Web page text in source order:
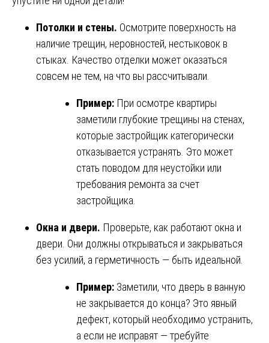
Потолки и стены. Осмотрите поверхность на
наличие трещин, неровностей, нестыковок в
стыках. Качество отделки может оказаться
совсем не тем, на что вы рассчитывали.
Пример: При осмотре квартиры
заметили глубокие трещины на стенах,
которые застройщик категорически
отказывается устранять. Это может
стать поводом для неустойки или
требования ремонта за счет
застройщика.
Окна и двери. Проверьте, как работают окна и
двери. Они должны открываться и закрываться
без усилий, а герметичность — быть идеальной.
Пример: Заметили, что дверь в ванную
не закрывается до конца? Это явный
дефект, который необходимо устранить,
а если не исправят — требуйте